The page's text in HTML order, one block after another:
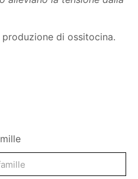
di ossitocina.